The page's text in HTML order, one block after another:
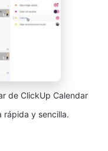
de ClickUp Calendar
rápida y sencilla.